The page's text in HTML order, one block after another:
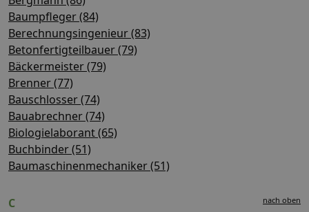
Baumpfleger (84)
Berechnungsingenieur (83)
Betonfertigteilbauer (79)
Bäckermeister (79)
Brenner (77)
Bauschlosser (74)
Bauabrechner (74)
Biologielaborant (65)
Buchbinder (51)
Baumaschinenmechaniker (51)
C nach oben